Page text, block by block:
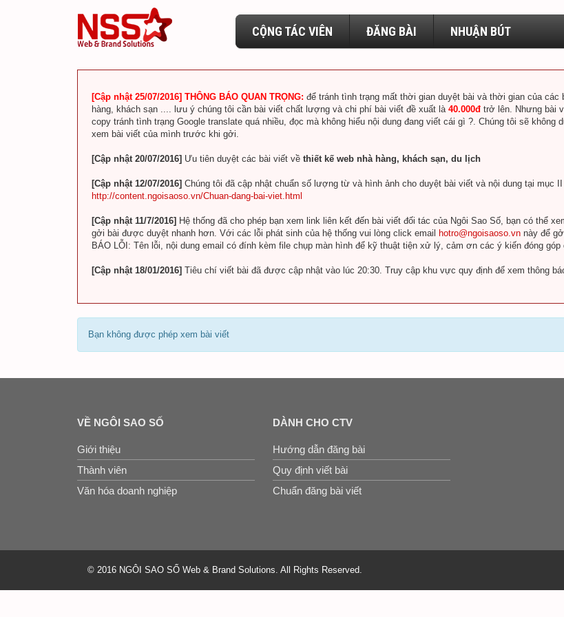
CỘNG TÁC VIÊN ĐĂNG BÀI NHUẬN BÚT
[Cập nhật 25/07/2016] THÔNG BÁO QUAN TRỌNG: để tránh tình trạng mất thời gian duyệt bài và thời gian của
hàng, khách sạn .... lưu ý chúng tôi cần bài viết chất lượng và chi phí bài viết đề xuất là 40.000đ trở lên. Nhưng bài
copy tránh tình trạng Google translate quá nhiều, đọc mà không hiểu nội dung đang viết cái gì ?. Chúng tôi sẽ
xem bài viết của mình trước khi gởi.
[Cập nhật 20/07/2016] Ưu tiên duyệt các bài viết về thiết kế web nhà hàng, khách sạn, du lịch
[Cập nhật 12/07/2016] Chúng tôi đã cập nhật chuẩn số lượng từ và hình ảnh cho duyệt bài viết và nội dung tại mục II
http://content.ngoisaoso.vn/Chuan-dang-bai-viet.html
[Cập nhật 11/7/2016] Hệ thống đã cho phép bạn xem link liên kết đến bài viết đối tác của Ngôi Sao Số, bạn có thể
gởi bài được duyệt nhanh hơn. Với các lỗi phát sinh của hệ thống vui lòng click email
hotro@ngoisaoso.vn này để
BÁO LỖI: Tên lỗi, nội dung email có đính kèm file chụp màn hình để kỹ thuật tiện xử lý, cảm ơn các ý kiến đóng góp
[Cập nhật 18/01/2016] Tiêu chí viết bài đã được cập nhật vào lúc 20:30. Truy cập khu vực quy định để xem thông
Bạn không được phép xem bài viết
VỀ NGÔI SAO SỐ
Giới thiệu
Thành viên
Văn hóa doanh nghiệp
DÀNH CHO CTV
Hướng dẫn đăng bài
Quy định viết bài
Chuẩn đăng bài viết
© 2016 NGÔI SAO SỐ Web & Brand Solutions. All Rights Reserved.